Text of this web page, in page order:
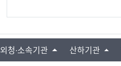
외청∙소속기관 산하기관